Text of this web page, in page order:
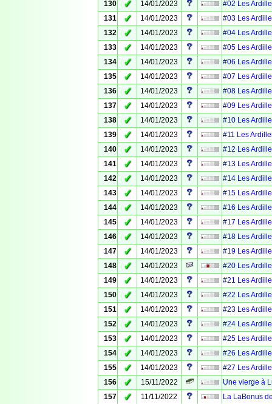
130 ✓ 14/01/2023
#02 Les
131
✓ 14/01/2023
#03 Les
132
✓ 14/01/2023
#04 Les
133
✓ 14/01/2023
#05 Les
134
✓ 14/01/2023
#06 Les
135
✓ 14/01/2023
#07 Les
136
✓ 14/01/2023
#08 Les
137
✓ 14/01/2023
#09 Les
138
✓ 14/01/2023
#10 Les
139
✓ 14/01/2023
#11 Les
140
✓ 14/01/2023
#12 Les
141
✓ 14/01/2023
#13 Les
142
✓ 14/01/2023
#14 Les
143
✓ 14/01/2023
#15 Les
144
✓ 14/01/2023
#16 Les
145
✓ 14/01/2023
#17 Les
146
✓ 14/01/2023
#18 Les
147
✓ 14/01/2023
#19 Les
148
✓ 14/01/2023
#20 Les
149
✓ 14/01/2023
#21 Les
150
✓ 14/01/2023
#22 Les
151
✓ 14/01/2023
#23 Les
152
✓ 14/01/2023
#24 Les
153
✓ 14/01/2023
#25 Les
154
✓ 14/01/2023
#26 Les
155
✓ 14/01/2023
#27 Les
156
✓ 15/11/2022
Une vierge à
157
✓ 11/11/2022
La LaBonus